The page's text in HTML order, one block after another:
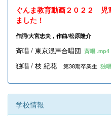
ぐんま教育動画２０２２ 児
ました！
作詞/大宮忠夫，作曲/松原隆介
斉唱 / 東京混声合唱団 斉唱 .mp4
独唱 / 枝 紀花 第38期卒業生 独
学校情報